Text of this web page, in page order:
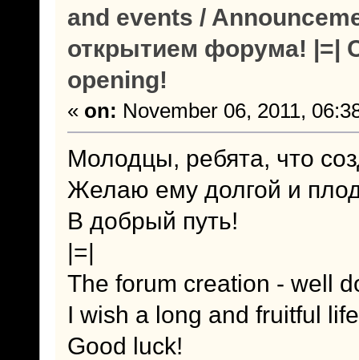
and events /
открытием форума! |=|
opening!
« on: November 06, 2011,
Молодцы, ребята, что
Желаю ему долгой и
В добрый путь!
|=|
The forum creation - well
I wish a long and fruitful
Good luck!